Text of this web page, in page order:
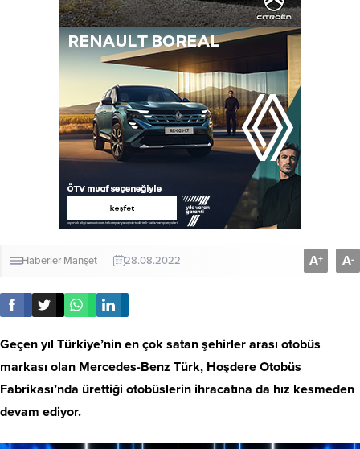
Haberler Manşet 28.08.2022 A+ A-
Geçen yıl Türkiye’nin en çok satan şehirler arası otobüs
markası olan Mercedes-Benz Türk, Hoşdere Otobüs
Fabrikası’nda ürettiği otobüslerin ihracatına da hız kesmeden
devam ediyor.